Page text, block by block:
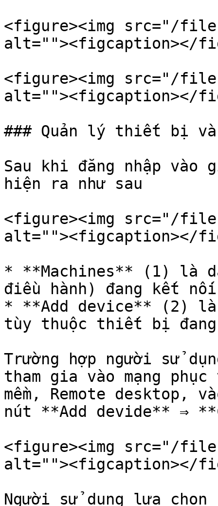
<figure><img src="/files/
alt=""><figcaption></
<figure><img src="/files/
alt=""><figcaption></
### Quản lý thiết bị
Sau khi đăng nhập
hiện ra như sau
<figure><img src="/files/
alt=""><figcaption></
* **Machines** (1) là
điều hành) đang kết
* **Add device** (2)
tùy thuộc thiết bị đang
Trường hợp người sử
tham gia vào mạng
mềm, Remote desktop,
nút **Add devide** ⇒
<figure><img src="/files/
alt=""><figcaption></
Người sử dụng lựa chọn